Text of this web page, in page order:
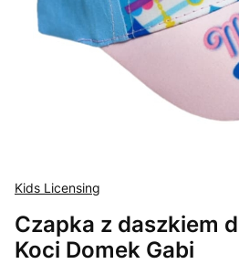
Kids Licensing
Czapka z daszkiem
Koci Domek Gabi